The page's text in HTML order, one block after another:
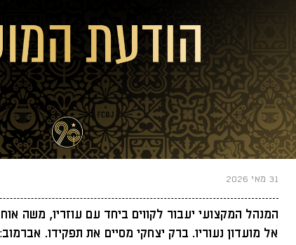
31 מאי 2026
המנהל המקצועי יעבור לקווים ביחד עם עוזריו, משה
אל מועדון נעוריו. ברק יצחקי מסיים את תפקידו.